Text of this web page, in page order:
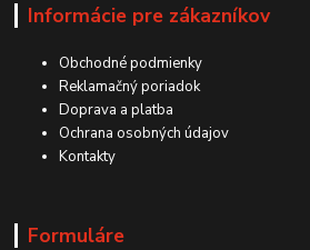
Informácie pre zákazníkov
Obchodné podmienky
Reklamačný poriadok
Doprava a platba
Ochrana osobných údajov
Kontakty
Formuláre